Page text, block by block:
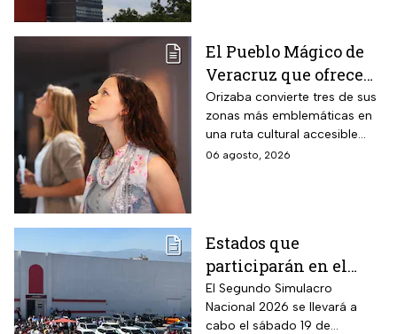
El Pueblo Mágico de
Veracruz que ofrece
por 70 pesos una
visita a 18 museos
históricos en estas
vacaciones de agosto
Orizaba convierte tres de sus
zonas más emblemáticas en
una ruta cultural accesible
para toda la familia
06 agosto, 2026
Estados que
participarán en el
Segundo Simulacro
Nacional 2026
El Segundo Simulacro
Nacional 2026 se llevará a
cabo el sábado 19 de